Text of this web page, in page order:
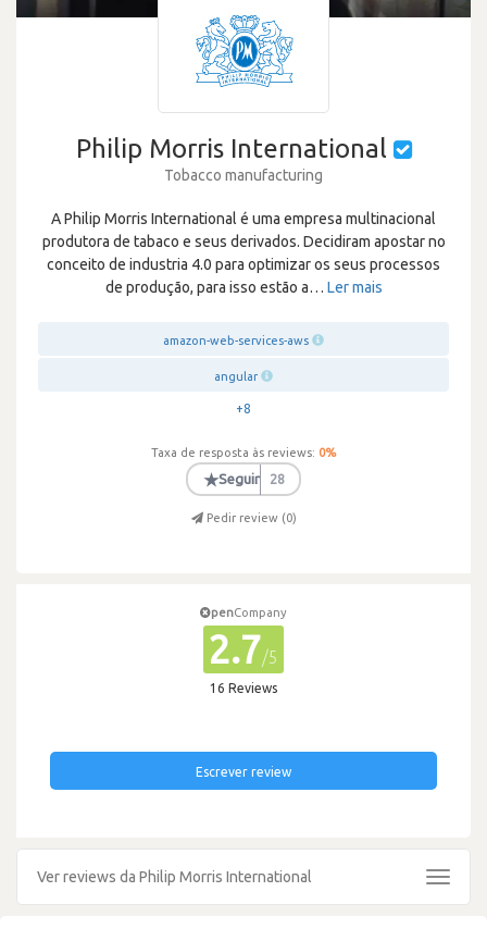
Philip Morris International
Tobacco manufacturing
A Philip Morris International é uma empresa multinacional
produtora de tabaco e seus derivados. Decidiram apostar no
conceito de industria 4.0 para optimizar os seus processos
de produção, para isso estão a… Ler mais
amazon-web-services-aws
angular
+8
Taxa de resposta às reviews: 0%
★Seguir 28
Pedir review (0)
penCompany
2.7/5
16 Reviews
Escrever review
Ver reviews da Philip Morris International
Toggle